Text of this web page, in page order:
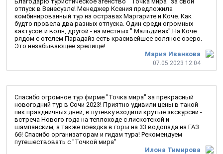
Мария Иванкова
07.05.2023 12:04
отпуск в Венесуэле! Менеджер Ксения предложила
комбинированный тур на остравах Маргарите и Коче. Как
будто провела два разных отпуска. Один среди огромных
кактусов и волн, другой - на местных " Мальдивах".На Коче
рядом с отелем Парадайз есть красивейшее соляное озеро.
Это незабывающее зрелище!
Илона Тимирова
Спасибо огромное тур фирме "Точка мира" за прекрасный
новогодний тур в Сочи 2023! Приятно удивили цены в такой
пик праздничных дней, в путёвку входили крутые экскурсии -
встреча Нового года на теплоходе с лискотекой и
шампанским, а также поездка в горы на 33 водопада на ГАЗ
66! Спасибо организаторам и гидам тура! Рекомендуем
путешествовать с "Точкой мира"